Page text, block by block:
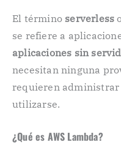
El término serverless
se refiere a
aplicaciones sin
necesitan ninguna
requieren
utilizarse.
¿Qué es AWS Lambda?